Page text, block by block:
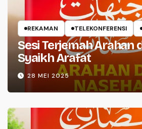
REKAMAN TELEKONFERENSI
Sesi Terjemah Arahan
Syaikh Arafat
28 MEI 2025